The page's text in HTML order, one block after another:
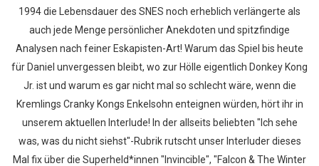
1994 die Lebensdauer des SNES noch erheblich verlängerte als
auch jede Menge persönlicher Anekdoten und spitzfindige
Analysen nach feiner Eskapisten-Art! Warum das Spiel bis heute
für Daniel unvergessen bleibt, wo zur Hölle eigentlich Donkey Kong
Jr. ist und warum es gar nicht mal so schlecht wäre, wenn die
Kremlings Cranky Kongs Enkelsohn enteignen würden, hört ihr in
unserem aktuellen Interlude! In der allseits beliebten "Ich sehe
was, was du nicht siehst"-Rubrik rutscht unser Interluder dieses
Mal fix über die Superheld*innen "Invincible", "Falcon & The Winter